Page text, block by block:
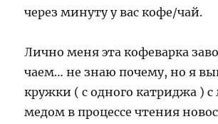
через минуту у вас кофе/чай.
Лично меня эта кофеварка
чаем… не знаю почему, но я
кружки ( с одного катриджа )
медом в процессе чтения